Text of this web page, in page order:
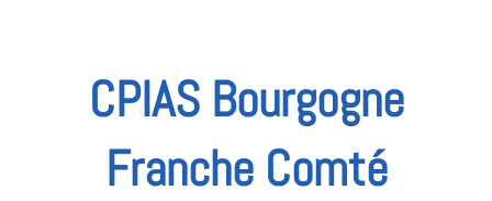
CPIAS Bourgogne
Franche Comté